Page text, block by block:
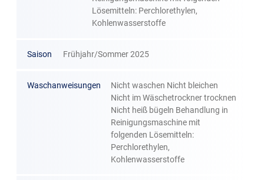
Lösemitteln: Perchlorethylen,
Kohlenwasserstoffe
Saison Frühjahr/Sommer 2025
Waschanweisungen
Nicht waschen Nicht bleichen
Nicht im Wäschetrockner trocknen
Nicht heiß bügeln Behandlung in
Reinigungsmaschine mit
folgenden Lösemitteln:
Perchlorethylen,
Kohlenwasserstoffe